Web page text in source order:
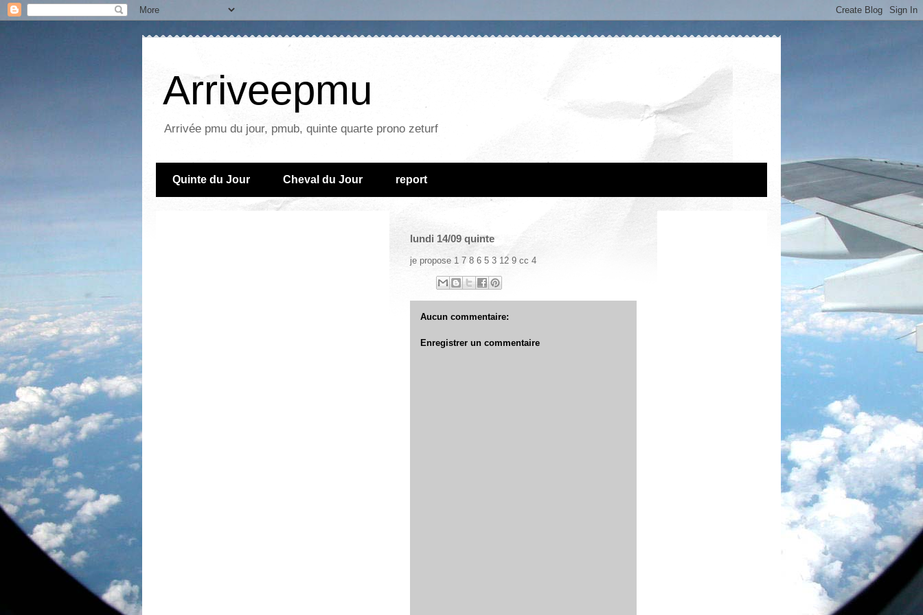
Arriveepmu
Arrivée pmu du jour, pmub, quinte quarte prono zeturf
Quinte du Jour Cheval du Jour report
lundi 14/09 quinte
je propose 1 7 8 6 5 3 12 9 cc 4
Aucun commentaire:
Enregistrer un commentaire